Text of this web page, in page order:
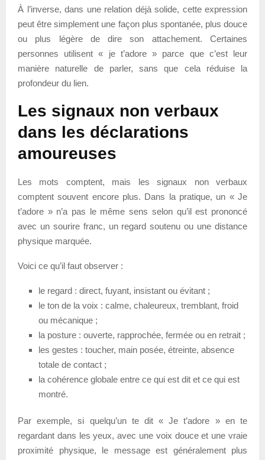
À l’inverse, dans une relation déjà solide, cette expression
peut être simplement une façon plus spontanée, plus douce
ou plus légère de dire son attachement. Certaines
personnes utilisent « je t’adore » parce que c’est leur
manière naturelle de parler, sans que cela réduise la
profondeur du lien.
Les signaux non verbaux
dans les déclarations
amoureuses
Les mots comptent, mais les signaux non verbaux
comptent souvent encore plus. Dans la pratique, un « Je
t’adore » n’a pas le même sens selon qu’il est prononcé
avec un sourire franc, un regard soutenu ou une distance
physique marquée.
Voici ce qu’il faut observer :
le regard : direct, fuyant, insistant ou évitant ;
le ton de la voix : calme, chaleureux, tremblant, froid
ou mécanique ;
la posture : ouverte, rapprochée, fermée ou en retrait ;
les gestes : toucher, main posée, étreinte, absence
totale de contact ;
la cohérence globale entre ce qui est dit et ce qui est
montré.
Par exemple, si quelqu’un te dit « Je t’adore » en te
regardant dans les yeux, avec une voix douce et une vraie
proximité physique, le message est généralement plus